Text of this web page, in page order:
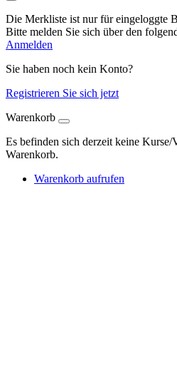
Die Merkliste ist nur für eingeloggte
Bitte melden Sie sich über den
Anmelden
Sie haben noch kein Konto?
Registrieren Sie sich jetzt
Warenkorb
Es befinden sich derzeit keine Kurse/
Warenkorb.
Warenkorb aufrufen